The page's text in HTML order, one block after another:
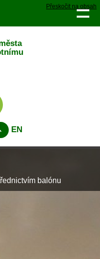
Přeskočit na obsah
EN
balónu